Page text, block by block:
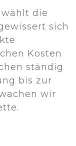
die
sich
Kosten
ständig
bis zur
wir